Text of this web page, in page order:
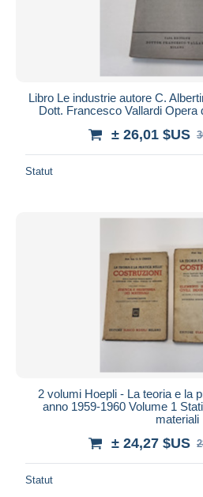
Libro Le industrie autore C.
Dott. Francesco Vallardi Opera
± 26,01 $US
Statut
2 volumi Hoepli - La teoria e la
anno 1959-1960 Volume 1
materiali
± 24,27 $US
Statut